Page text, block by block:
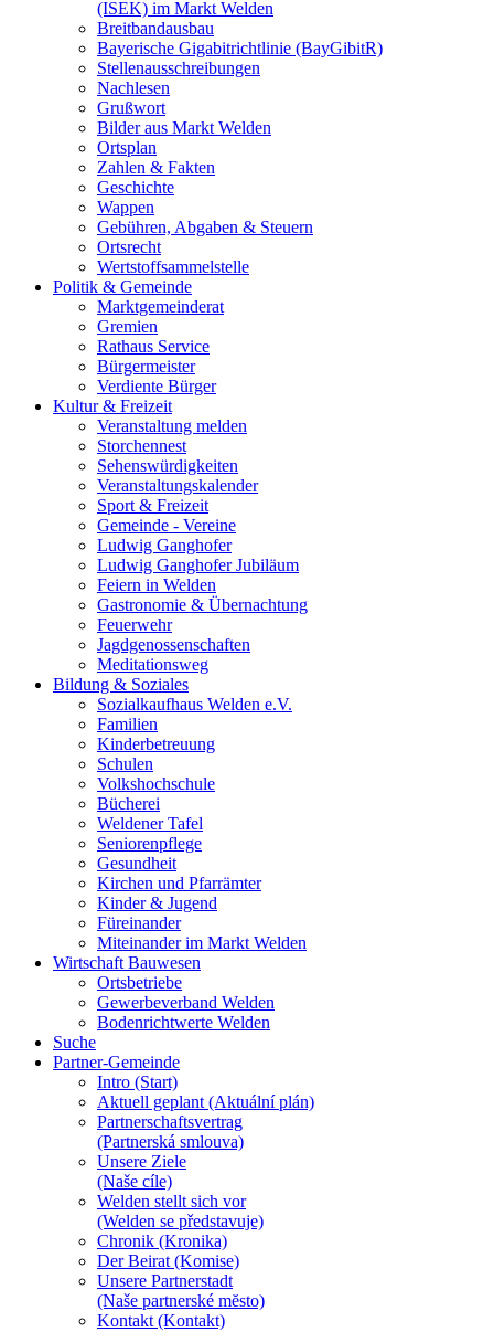
(ISEK) im Markt Welden
Breitbandausbau
Bayerische Gigabitrichtlinie (BayGibitR)
Stellenausschreibungen
Nachlesen
Grußwort
Bilder aus Markt Welden
Ortsplan
Zahlen & Fakten
Geschichte
Wappen
Gebühren, Abgaben & Steuern
Ortsrecht
Wertstoffsammelstelle
Politik & Gemeinde
Marktgemeinderat
Gremien
Rathaus Service
Bürgermeister
Verdiente Bürger
Kultur & Freizeit
Veranstaltung melden
Storchennest
Sehenswürdigkeiten
Veranstaltungskalender
Sport & Freizeit
Gemeinde - Vereine
Ludwig Ganghofer
Ludwig Ganghofer Jubiläum
Feiern in Welden
Gastronomie & Übernachtung
Feuerwehr
Jagdgenossenschaften
Meditationsweg
Bildung & Soziales
Sozialkaufhaus Welden e.V.
Familien
Kinderbetreuung
Schulen
Volkshochschule
Bücherei
Weldener Tafel
Seniorenpflege
Gesundheit
Kirchen und Pfarrämter
Kinder & Jugend
Füreinander
Miteinander im Markt Welden
Wirtschaft Bauwesen
Ortsbetriebe
Gewerbeverband Welden
Bodenrichtwerte Welden
Suche
Partner-Gemeinde
Intro (Start)
Aktuell geplant (Aktuální plán)
Partnerschaftsvertrag
(Partnerská smlouva)
Unsere Ziele
(Naše cíle)
Welden stellt sich vor
(Welden se představuje)
Chronik (Kronika)
Der Beirat (Komise)
Unsere Partnerstadt
(Naše partnerské mĕsto)
Kontakt (Kontakt)